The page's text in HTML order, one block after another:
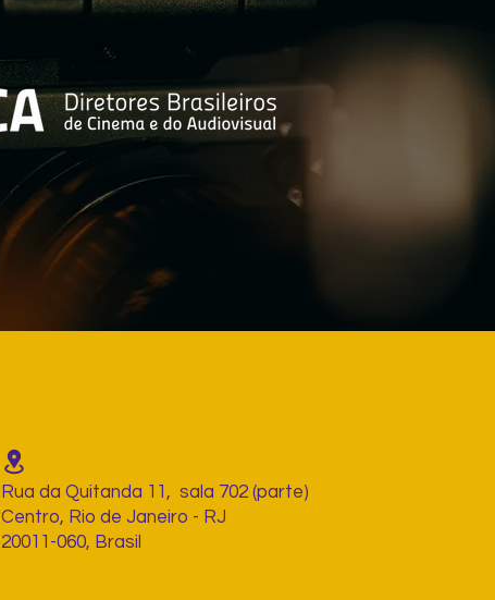
Rua da Quitanda 11, sala 702 (parte)
Centro, Rio de Janeiro - RJ
20011-060, Brasil